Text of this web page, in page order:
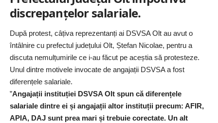
discrepanțelor salariale.
După protest, câțiva reprezentanți ai DSVSA Olt au avut o
întâlnire cu prefectul județului Olt, Ștefan Nicolae, pentru a
discuta nemulțumirile ce i-au făcut pe aceștia să protesteze.
Unul dintre motivele invocate de angajații DSVSA a fost
diferențele salariale.
”Angajații instituției DSVSA Olt spun că diferențele
salariale dintre ei și angajații altor instituții precum: AFIR,
APIA, DAJ sunt prea mari și trebuie corectate. Un alt